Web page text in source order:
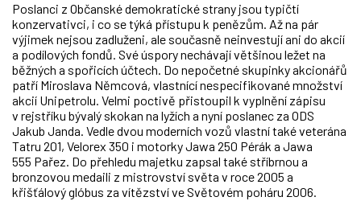
Poslanci z Občanské demokratické strany jsou typičtí
konzervativci, i co se týká přístupu k penězům. Až na pár
výjimek nejsou zadluženi, ale současně neinvestují ani do akcií
a podílových fondů. Své úspory nechávají většinou ležet na
běžných a spořicích účtech. Do nepočetné skupinky akcionářů
patří Miroslava Němcová, vlastnící nespecifikované množství
akcií Unipetrolu. Velmi poctivě přistoupil k vyplnění zápisu
v rejstříku bývalý skokan na lyžích a nyní poslanec za ODS
Jakub Janda. Vedle dvou moderních vozů vlastní také veterána
Tatru 201, Velorex 350 i motorky Jawa 250 Pérák a Jawa
555 Pařez. Do přehledu majetku zapsal také stříbrnou a
bronzovou medaili z mistrovství světa v roce 2005 a
křišťálový glóbus za vítězství ve Světovém poháru 2006.